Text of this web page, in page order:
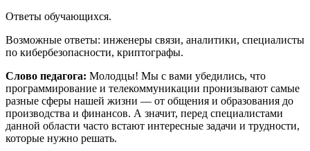
Ответы обучающихся.
Возможные ответы: инженеры связи, аналитики, специалисты
по кибербезопасности, криптографы.
Слово педагога: Молодцы! Мы с вами убедились, что
программирование и телекоммуникации пронизывают самые
разные сферы нашей жизни — от общения и образования до
производства и финансов. А значит, перед специалистами
данной области часто встают интересные задачи и трудности,
которые нужно решать.